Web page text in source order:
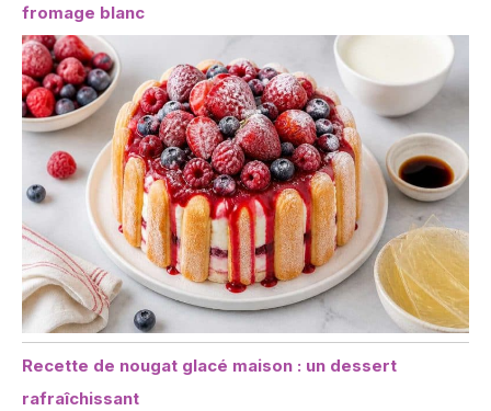
fromage blanc
Recette de nougat glacé maison : un dessert
rafraîchissant